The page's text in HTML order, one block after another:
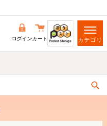
ログインカート カテゴリ